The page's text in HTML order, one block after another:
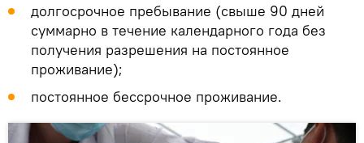
долгосрочное пребывание (свыше 90 дней
суммарно в течение календарного года без
получения разрешения на постоянное
проживание);
постоянное бессрочное проживание.